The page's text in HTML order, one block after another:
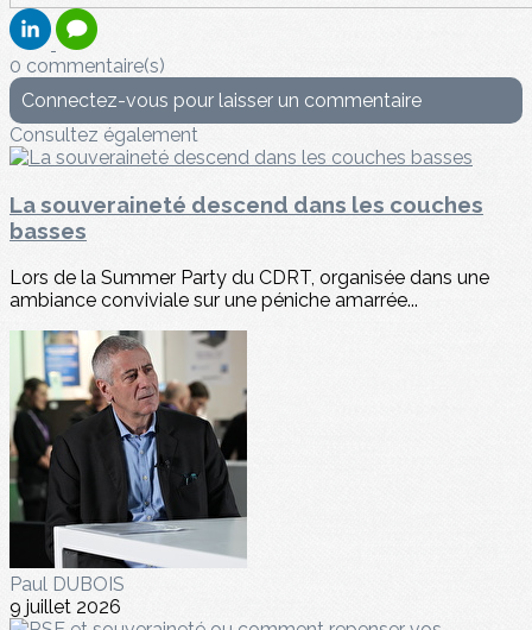
0 commentaire(s)
Connectez-vous pour laisser un commentaire
Consultez également
La souveraineté descend dans les couches
basses
Lors de la Summer Party du CDRT, organisée dans une
ambiance conviviale sur une péniche amarrée...
Paul DUBOIS
9 juillet 2026